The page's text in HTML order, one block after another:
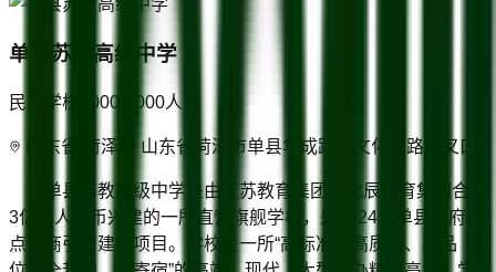
单县苏教高级中学
民办学校 2000-3000人
山东省/菏泽市 山东省菏泽市单县华成路与文化南路交叉口
单县苏教高级中学是由江苏教育集团和北辰教育集团合资
3亿元人民币兴建的一所直营旗舰学校，是2024年单县政府重
点招商引资建设项目。学校是一所“高标准、高质量、高品